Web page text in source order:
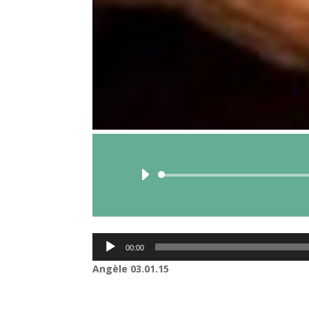
Lecteur
00:00
Angèle 03.01.15